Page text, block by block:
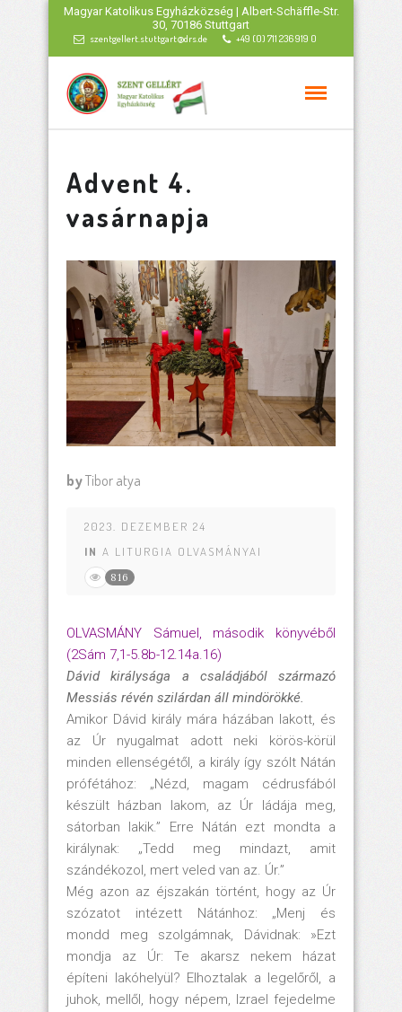
Magyar Katolikus Egyházközség | Albert-Schäffle-Str.
30, 70186 Stuttgart
szentgellert.stuttgart@drs.de +49 (0) 711 236 919 0
Advent 4.
vasárnapja
byTibor atya
2023. DEZEMBER 24
IN A LITURGIA OLVASMÁNYAI
816
OLVASMÁNY Sámuel, második könyvéből
(2Sám 7,1-5.8b-12.14a.16)
Dávid királysága a családjából származó
Messiás révén szilárdan áll mindörökké.
Amikor Dávid király mára házában lakott, és
az Úr nyugalmat adott neki körös-körül
minden ellenségétől, a király így szólt Nátán
prófétához: „Nézd, magam cédrusfából
készült házban lakom, az Úr ládája meg,
sátorban lakik.” Erre Nátán ezt mondta a
királynak: „Tedd meg mindazt, amit
szándékozol, mert veled van az. Úr.”
Még azon az éjszakán történt, hogy az Úr
szózatot intézett Nátánhoz: „Menj és
mondd meg szolgámnak, Dávidnak: »Ezt
mondja az Úr: Te akarsz nekem házat
építeni lakóhelyül? Elhoztalak a legelőről, a
juhok, mellől, hogy népem, Izrael fejedelme